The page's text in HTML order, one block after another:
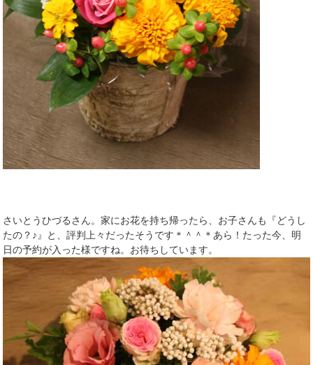
さいとうひづるさん。家にお花を持ち帰ったら、お子さんも『どうし
たの？♪』と、評判上々だったそうです＊＾＾＊あら！たった今、明
日の予約が入った様ですね。お待ちしています。